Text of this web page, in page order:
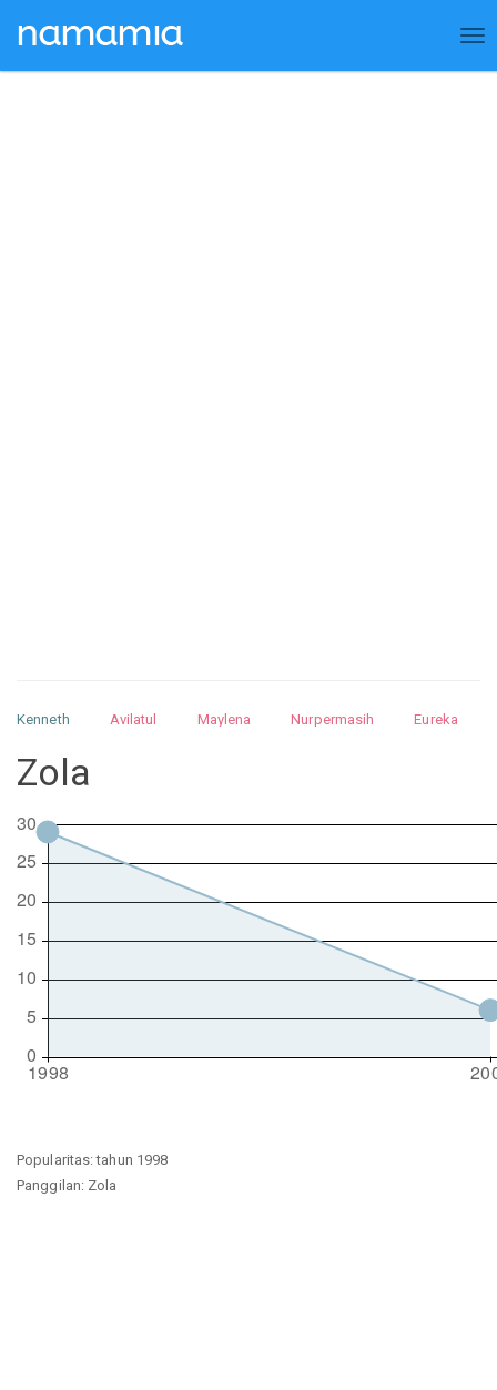
Kenneth Avilatul Maylena Nurpermasih
Eureka
Nurhilman
Zola
Popularitas: tahun 1998
Panggilan: Zola